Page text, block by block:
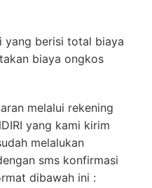
yang berisi total biaya
biaya ongkos
melalui rekening
yang kami kirim
melalukan
sms konfirmasi
dibawah ini :